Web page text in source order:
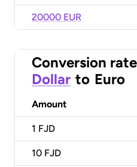
20000 EUR
Conversion
Dollar to Euro
Amount
1 FJD
10 FJD